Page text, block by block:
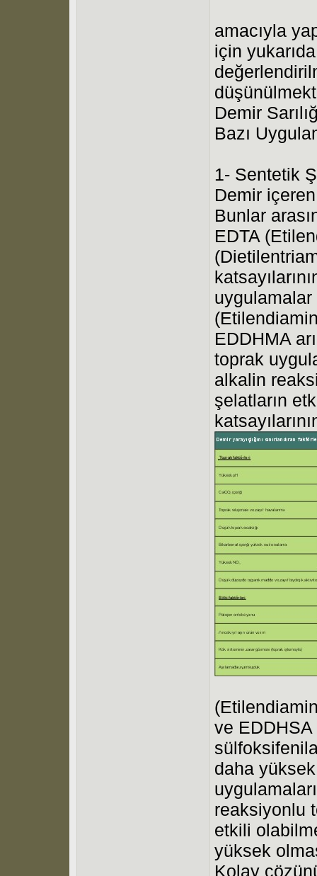
amacıyla
için
Demir
Bazı
1- Sentetik
Demir
Bunlar
EDTA
EDDHMA
toprak
alkalin
şelatların
ve
daha
reaksiyonlu
etkili
yüksek
Kolay